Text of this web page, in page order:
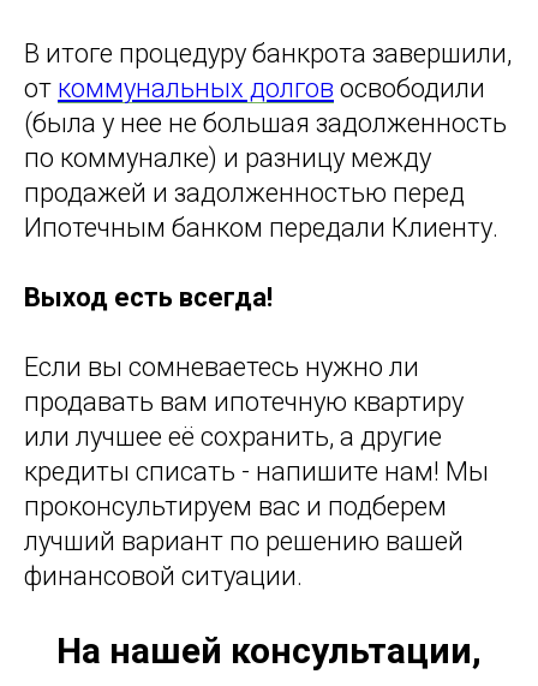
В итоге процедуру банкрота завершили,
от коммунальных долгов освободили
(была у нее не большая задолженность
по коммуналке) и разницу между
продажей и задолженностью перед
Ипотечным банком передали Клиенту.
Выход есть всегда!
Если вы сомневаетесь нужно ли
продавать вам ипотечную квартиру
или лучшее её сохранить, а другие
кредиты списать - напишите нам! Мы
проконсультируем вас и подберем
лучший вариант по решению вашей
финансовой ситуации.
На нашей консультации,